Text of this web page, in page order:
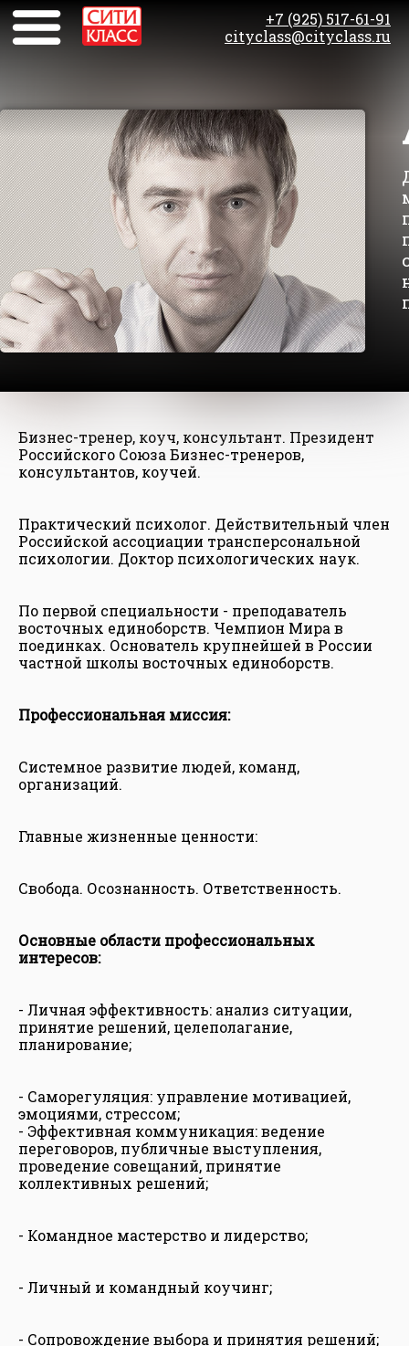
+7 (925) 517-61-91
cityclass@cityclass.ru
Бизнес-тренер, коуч, консультант. Президент
Российского Союза Бизнес-тренеров,
консультантов, коучей.
Практический психолог. Действительный член
Российской ассоциации трансперсональной
психологии. Доктор психологических наук.
По первой специальности - преподаватель
восточных единоборств. Чемпион Мира в
поединках. Основатель крупнейшей в России
частной школы восточных единоборств.
Профессиональная миссия:
Системное развитие людей, команд,
организаций.
Главные жизненные ценности:
Свобода. Осознанность. Ответственность.
Основные области профессиональных
интересов:
- Личная эффективность: анализ ситуации,
принятие решений, целеполагание,
планирование;
- Саморегуляция: управление мотивацией,
эмоциями, стрессом;
- Эффективная коммуникация: ведение
переговоров, публичные выступления,
проведение совещаний, принятие
коллективных решений;
- Командное мастерство и лидерство;
- Личный и командный коучинг;
- Сопровождение выбора и принятия решений;